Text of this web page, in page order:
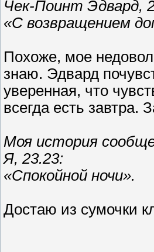
Чек-Поинт Эдвард,
«С возвращением
Похоже, мое
знаю. Эдвард
уверенная, что
всегда есть завтра.
Моя история
Я, 23.23:
«Спокойной ночи».
Достаю из сумочки